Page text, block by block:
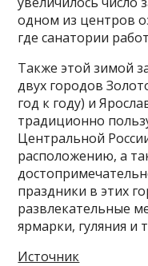
одном из центров
где санатории
Также этой зимой
двух городов
год к году) и
традиционно
Центральной
расположению, а
праздники в этих
развлекательные
ярмарки, гуляния и
Источник